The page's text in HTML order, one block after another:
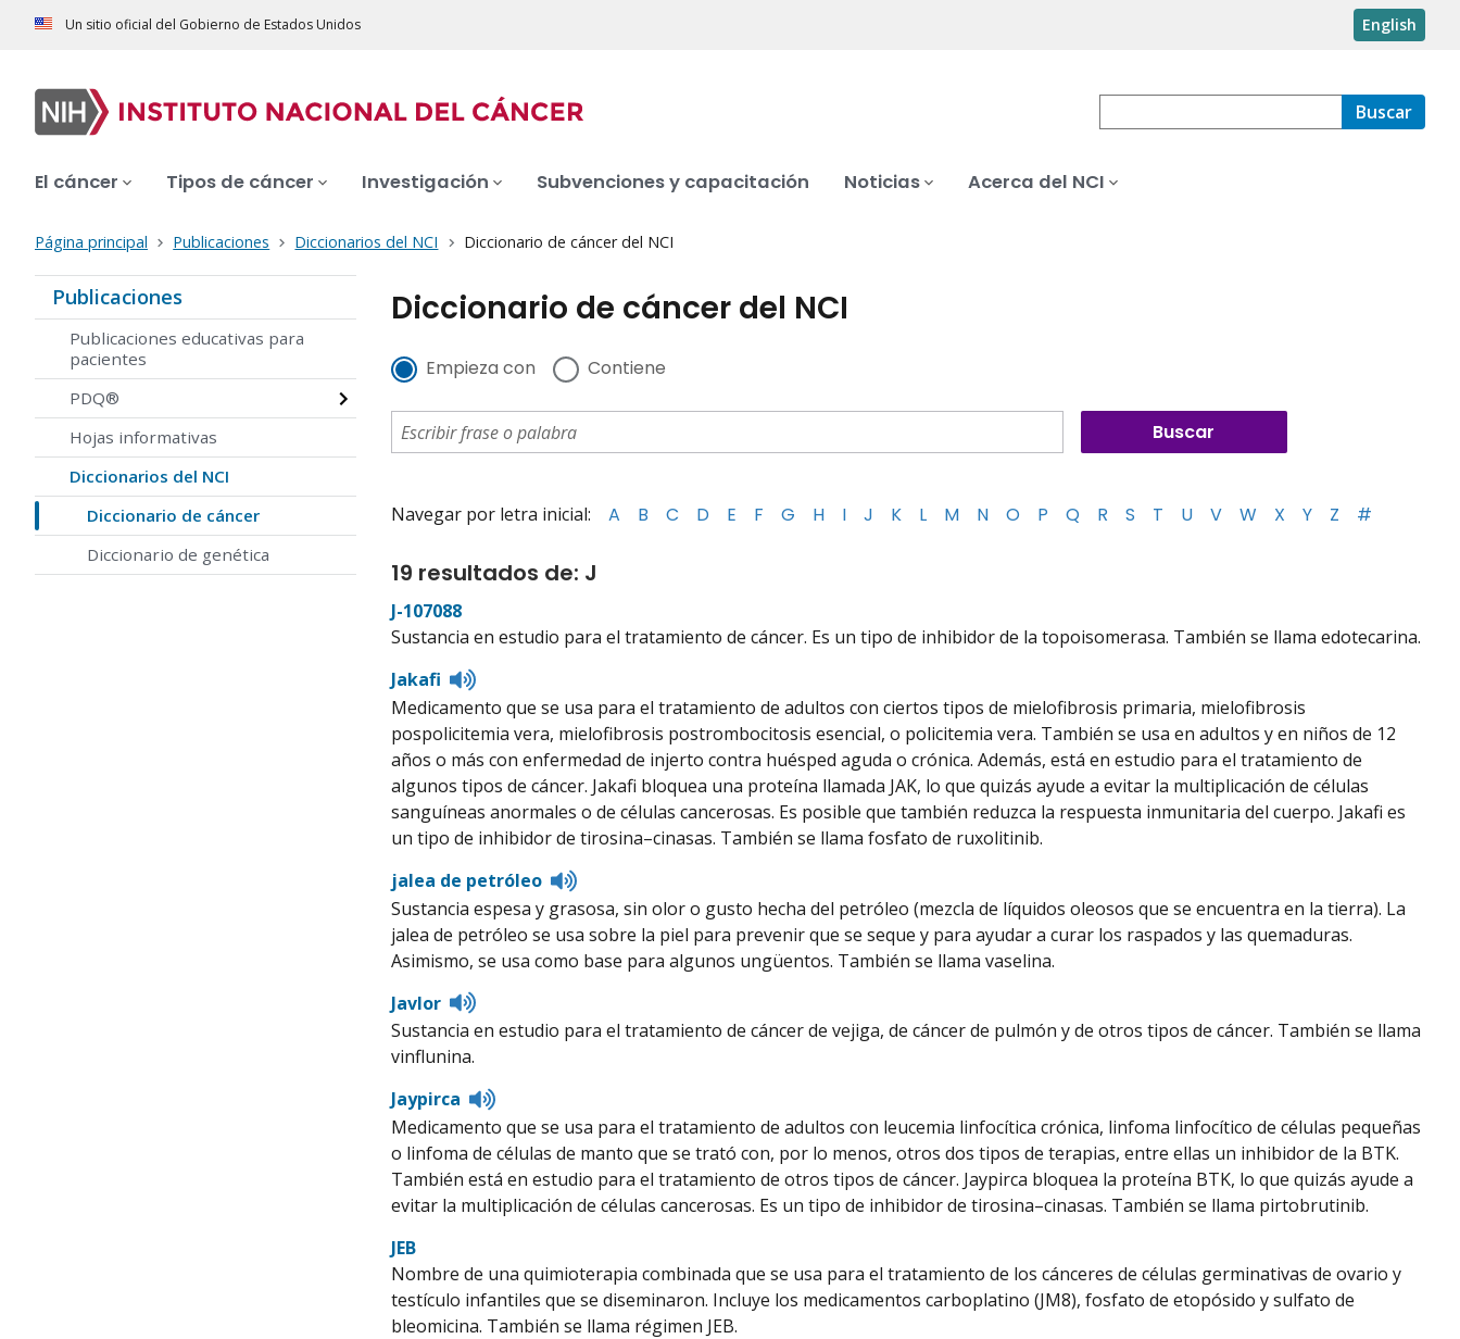
Un sitio oficial del Gobierno de Estados Unidos English
Buscar
El cáncer Tipos de cáncer Investigación Subvenciones y capacitación Noticias Acerca del NCI
Página principal Publicaciones Diccionarios del NCI Diccionario de cáncer del NCI
Publicaciones
Publicaciones educativas para
pacientes
PDQ®
Hojas informativas
Diccionarios del NCI
Diccionario de cáncer
Diccionario de genética
Diccionario de cáncer del NCI
Empieza con Contiene
Navegar por letra inicial: A B C D E F G H I J K L M N O P Q R S T U V W X Y Z #
19 resultados de: J
J-107088
Sustancia en estudio para el tratamiento de cáncer. Es un tipo de inhibidor de la topoisomerasa. También se llama edotecarina.
Jakafi
Listen
to
pronunciation
Medicamento que se usa para el tratamiento de adultos con ciertos tipos de mielofibrosis primaria, mielofibrosis
pospolicitemia vera, mielofibrosis postrombocitosis esencial, o policitemia vera. También se usa en adultos y en niños de 12
años o más con enfermedad de injerto contra huésped aguda o crónica. Además, está en estudio para el tratamiento de
algunos tipos de cáncer. Jakafi bloquea una proteína llamada JAK, lo que quizás ayude a evitar la multiplicación de células
sanguíneas anormales o de células cancerosas. Es posible que también reduzca la respuesta inmunitaria del cuerpo. Jakafi es
un tipo de inhibidor de tirosina–cinasas. También se llama fosfato de ruxolitinib.
jalea de petróleo
Listen
pronunciation
Sustancia espesa y grasosa, sin olor o gusto hecha del petróleo (mezcla de líquidos oleosos que se encuentra en la tierra). La
jalea de petróleo se usa sobre la piel para prevenir que se seque y para ayudar a curar los raspados y las quemaduras.
Asimismo, se usa como base para algunos ungüentos. También se llama vaselina.
Javlor
Listen
pronunciation
Sustancia en estudio para el tratamiento de cáncer de vejiga, de cáncer de pulmón y de otros tipos de cáncer. También se llama
vinflunina.
Jaypirca
Listen
pronunciation
Medicamento que se usa para el tratamiento de adultos con leucemia linfocítica crónica, linfoma linfocítico de células pequeñas
o linfoma de células de manto que se trató con, por lo menos, otros dos tipos de terapias, entre ellas un inhibidor de la BTK.
También está en estudio para el tratamiento de otros tipos de cáncer. Jaypirca bloquea la proteína BTK, lo que quizás ayude a
evitar la multiplicación de células cancerosas. Es un tipo de inhibidor de tirosina–cinasas. También se llama pirtobrutinib.
JEB
Nombre de una quimioterapia combinada que se usa para el tratamiento de los cánceres de células germinativas de ovario y
testículo infantiles que se diseminaron. Incluye los medicamentos carboplatino (JM8), fosfato de etopósido y sulfato de
bleomicina. También se llama régimen JEB.